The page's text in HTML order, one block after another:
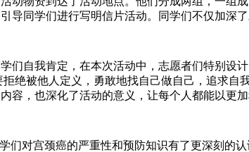
导同学们进行写明信片活动。同学们不仅加深
们自我肯定，在本次活动中，志愿者们特别设
拒绝被他人定义，勇敢地找自己做自己，追求
容，也深化了活动的意义，让每个人都能以更
们对宫颈癌的严重性和预防知识有了更深刻的